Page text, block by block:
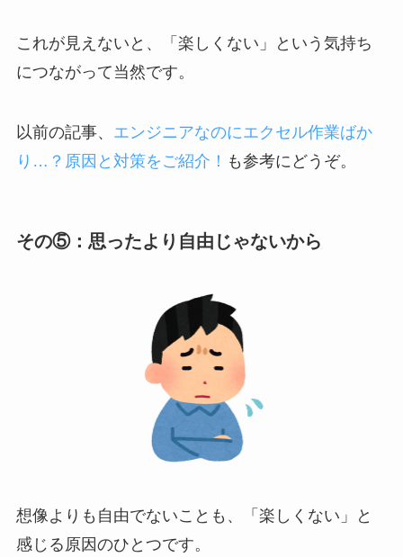
これが見えないと、「楽しくない」という気持ち
につながって当然です。
以前の記事、 エンジニアなのにエクセル作業ばか
り…？原因と対策をご紹介！ も参考にどうぞ。
その⑤：思ったより自由じゃないから
想像よりも自由でないことも、「楽しくない」と
感じる原因のひとつです。